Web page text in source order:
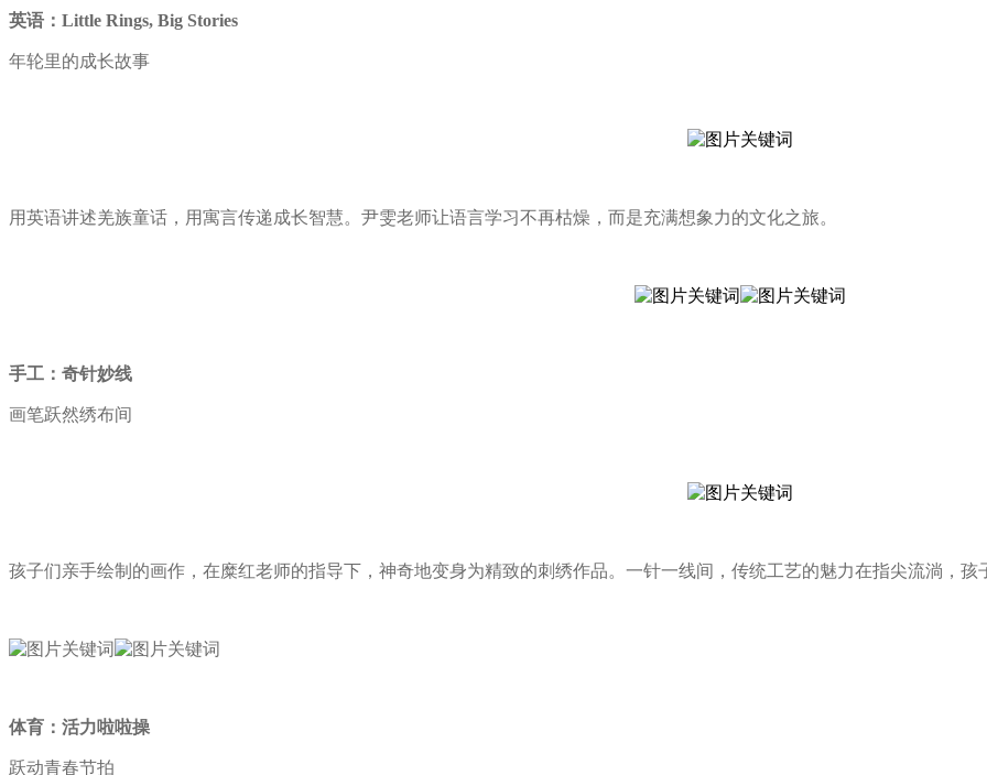
英语：Little Rings, Big Stories
年轮里的成长故事
用英语讲述羌族童话，用寓言传递成长智慧。尹雯老师让语言学习不再枯燥，而是充满想象力的文化之旅。
手工：奇针妙线
画笔跃然绣布间
孩子们亲手绘制的画作，在糜红老师的指导下，神奇地变身为精致的刺绣作品。一针一线间，传统工艺的魅力在指尖流淌，孩
体育：活力啦啦操
跃动青春节拍